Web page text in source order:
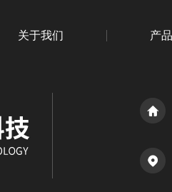
关于我们 产